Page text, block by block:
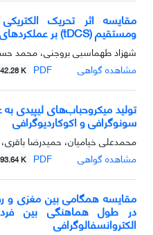
ومستقیم (tDCS) بر عملکردهای اجرایی و شناختی دانشجویان
شهزاد طهماسبی بروجنی، محمد
مشاهده گواهی
PDF
K
تولید میکروحباب‌های لیپیدی
سونوگرافی و اکوکاردیوگرافی
محمدعلی خیامیان، حمیدرضا باقری،
مشاهده گواهی
PDF
K
مقایسه همگامی بین مغزی و
در طول هماهنگی بین
الکتروانسفالوگرافی